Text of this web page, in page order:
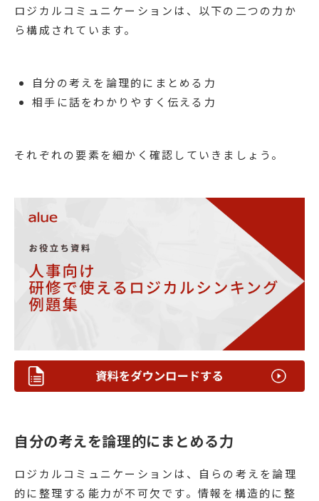
ロジカルコミュニケーションは、以下の二つの力か
ら構成されています。
自分の考えを論理的にまとめる力
相手に話をわかりやすく伝える力
それぞれの要素を細かく確認していきましょう。
自分の考えを論理的にまとめる力
ロジカルコミュニケーションは、自らの考えを論理
的に整理する能力が不可欠です。情報を構造的に整